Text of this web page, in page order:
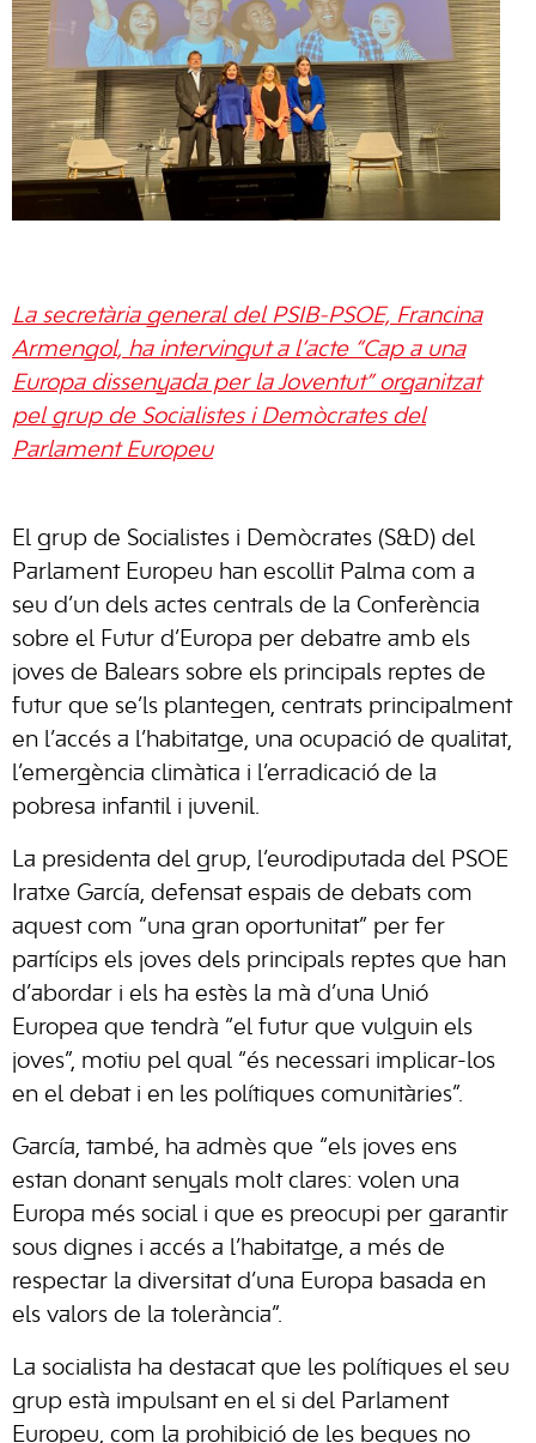
La secretària general del PSIB-PSOE, Francina
Armengol, ha intervingut a l’acte “Cap a una
Europa dissenyada per la Joventut” organitzat
pel grup de Socialistes i Demòcrates del
Parlament Europeu
El grup de Socialistes i Demòcrates (S&D) del
Parlament Europeu han escollit Palma com a
seu d’un dels actes centrals de la Conferència
sobre el Futur d’Europa per debatre amb els
joves de Balears sobre els principals reptes de
futur que se’ls plantegen, centrats principalment
en l’accés a l’habitatge, una ocupació de qualitat,
l’emergència climàtica i l’erradicació de la
pobresa infantil i juvenil.
La presidenta del grup, l’eurodiputada del PSOE
Iratxe García, defensat espais de debats com
aquest com “una gran oportunitat” per fer
partícips els joves dels principals reptes que han
d’abordar i els ha estès la mà d’una Unió
Europea que tendrà “el futur que vulguin els
joves”, motiu pel qual “és necessari implicar-los
en el debat i en les polítiques comunitàries”.
García, també, ha admès que “els joves ens
estan donant senyals molt clares: volen una
Europa més social i que es preocupi per garantir
sous dignes i accés a l’habitatge, a més de
respectar la diversitat d’una Europa basada en
els valors de la tolerància”.
La socialista ha destacat que les polítiques el seu
grup està impulsant en el si del Parlament
Europeu, com la prohibició de les beques no